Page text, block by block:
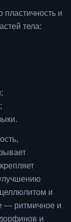
и
тела:
и
— ритмичное и
и